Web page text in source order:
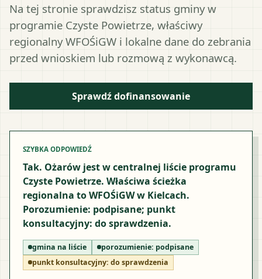
Na tej stronie sprawdzisz status gminy w
programie Czyste Powietrze, właściwy
regionalny WFOŚiGW i lokalne dane do zebrania
przed wnioskiem lub rozmową z wykonawcą.
Sprawdź dofinansowanie
SZYBKA ODPOWIEDŹ
Tak. Ożarów jest w centralnej liście programu
Czyste Powietrze. Właściwa ścieżka
regionalna to WFOŚiGW w Kielcach.
Porozumienie: podpisane; punkt
konsultacyjny: do sprawdzenia.
gmina na liście porozumienie: podpisane
punkt konsultacyjny: do sprawdzenia